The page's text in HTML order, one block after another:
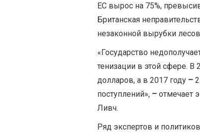
ЕС вырос на 75%,
Британская
незаконной вырубки
«Государство
тенизации в этой сфере. В
долларов, а в 2017 году –
поступлений», – отмечает
Ливч.
Ряд экспертов и